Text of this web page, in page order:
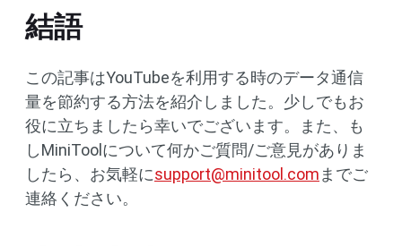
結語
この記事はYouTubeを利用する時のデータ通信
量を節約する方法を紹介しました。少しでもお
役に立ちましたら幸いでございます。また、も
しMiniToolについて何かご質問/ご意見がありま
したら、お気軽にsupport@minitool.com までご
連絡ください。